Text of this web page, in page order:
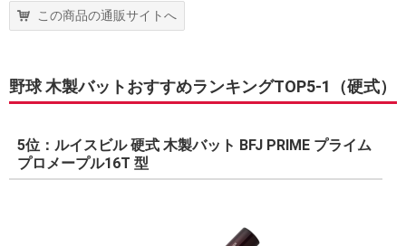
この商品の通販サイトへ
野球 木製バットおすすめランキングTOP5-1（硬式）
5位：ルイスビル 硬式 木製バット BFJ PRIME プライム
プロメープル16T 型